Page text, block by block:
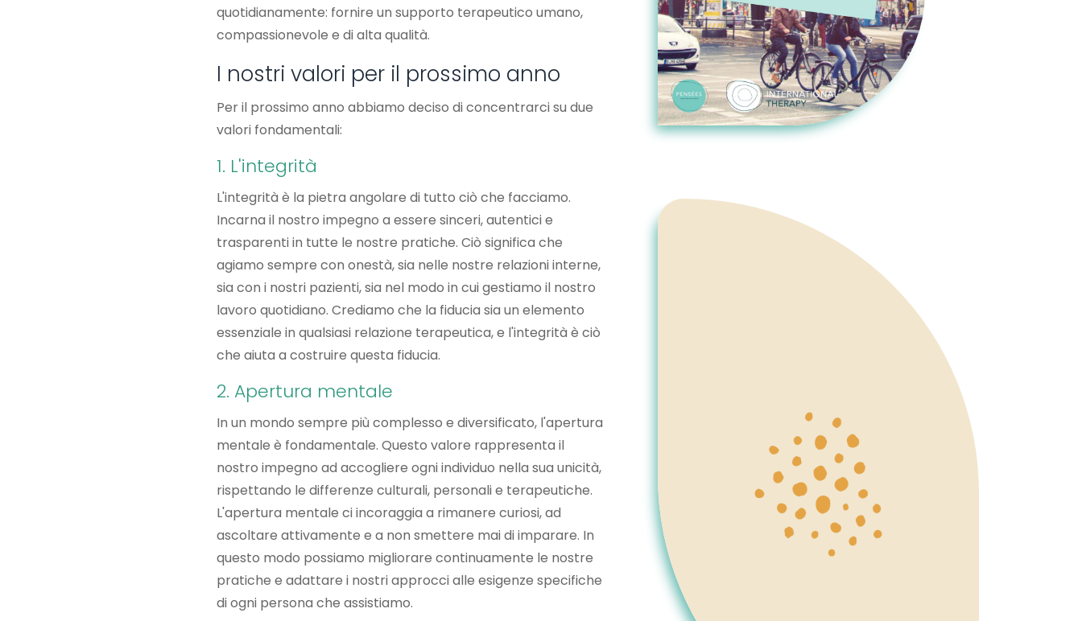
quotidianamente: fornire un supporto terapeutico umano,
compassionevole e di alta qualità.
I nostri valori per il prossimo anno
Per il prossimo anno abbiamo deciso di concentrarci su due
valori fondamentali:
1. L'integrità
L'integrità è la pietra angolare di tutto ciò che facciamo.
Incarna il nostro impegno a essere sinceri, autentici e
trasparenti in tutte le nostre pratiche. Ciò significa che
agiamo sempre con onestà, sia nelle nostre relazioni interne,
sia con i nostri pazienti, sia nel modo in cui gestiamo il nostro
lavoro quotidiano. Crediamo che la fiducia sia un elemento
essenziale in qualsiasi relazione terapeutica, e l'integrità è ciò
che aiuta a costruire questa fiducia.
2. Apertura mentale
In un mondo sempre più complesso e diversificato, l'apertura
mentale è fondamentale. Questo valore rappresenta il
nostro impegno ad accogliere ogni individuo nella sua unicità,
rispettando le differenze culturali, personali e terapeutiche.
L'apertura mentale ci incoraggia a rimanere curiosi, ad
ascoltare attivamente e a non smettere mai di imparare. In
questo modo possiamo migliorare continuamente le nostre
pratiche e adattare i nostri approcci alle esigenze specifiche
di ogni persona che assistiamo.